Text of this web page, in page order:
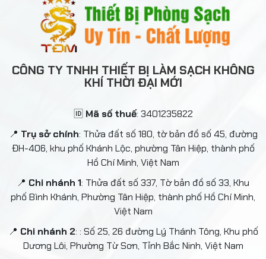
CÔNG TY TNHH THIẾT BỊ LÀM SẠCH KHÔNG
KHÍ THỜI ĐẠI MỚI
🆔 Mã số thuế: 3401235822
📍 Trụ sở chính: Thửa đất số 180, tờ bản đồ số 45, đường
ĐH-406, khu phố Khánh Lộc, phường Tân Hiệp, thành phố
Hồ Chí Minh, Việt Nam
📍 Chi nhánh 1: Thửa đất số 337, Tờ bản đồ số 33, Khu
phố Bình Khánh, Phường Tân Hiệp, thành phố Hồ Chí Minh,
Việt Nam
📍 Chi nhánh 2: : Số 25, 26 đường Lý Thánh Tông, Khu phố
Dương Lôi, Phường Từ Sơn, Tỉnh Bắc Ninh, Việt Nam